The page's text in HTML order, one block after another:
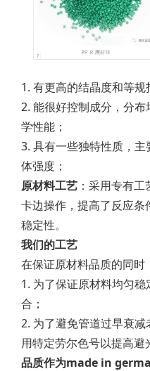
1. 有更高的结晶度和等规
2. 能很好控制成分，分
学性能；
3. 具有一些独特性质，
体强度；
原材料工艺 ：采用专有
卡边操作，提高了反应
稳定性。
我们的工艺
在保证原材料品质的同时
1. 为了保证原材料均匀
合；
2. 为了避免管道过早衰
用特定劳尔色号以提高避
品质作为made in